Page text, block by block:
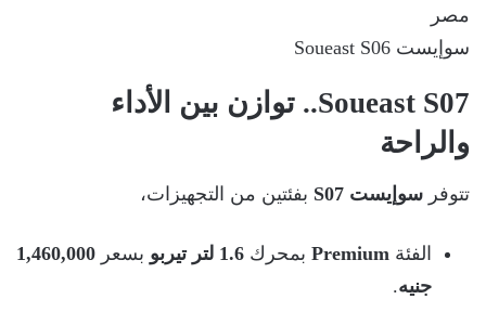
سوإيست Soueast S06
Soueast S07.. توازن بين الأداء
والراحة
تتوفر سوإيست S07 بفئتين من التجهيزات،
الفئة Premium بمحرك 1.6 لتر تيربو بسعر 1,460,000
جنيه.